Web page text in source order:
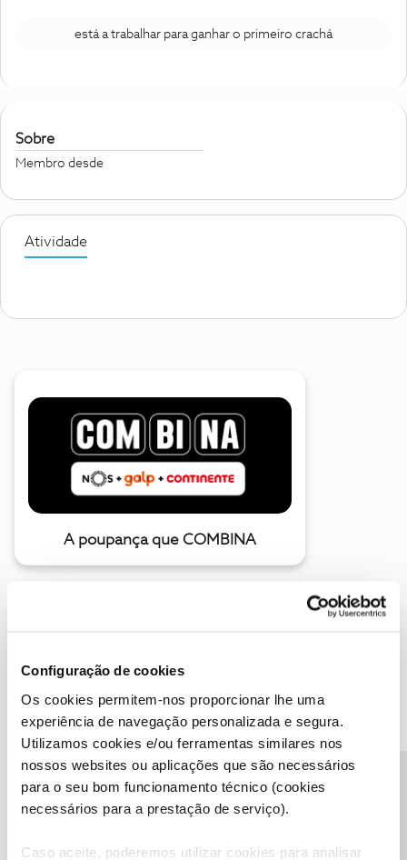
Configuração de cookies
Os cookies permitem-nos proporcionar lhe uma
experiência de navegação personalizada e segura.
Utilizamos cookies e/ou ferramentas similares nos
nossos websites ou aplicações que são necessários
para o seu bom funcionamento técnico (cookies
necessários para a prestação de serviço).
Caso aceite, poderemos utilizar cookies para analisar
está a trabalhar para ganhar o primeiro crachá
Sobre
Membro desde
Atividade
A poupança que COMBINA
Descubra as novidades de julho